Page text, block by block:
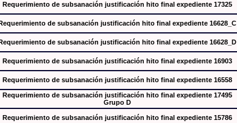
Requerimiento de subsanación justificación hito final expediente 17325
de subsanación justificación hito final expediente 16628_C
de subsanación justificación hito final expediente 16628_D
Requerimiento de subsanación justificación hito final expediente 16903
Requerimiento de subsanación justificación hito final expediente 16558
Requerimiento de subsanación justificación hito final expediente 17495
Grupo D
Requerimiento de subsanación justificación hito final expediente 15786